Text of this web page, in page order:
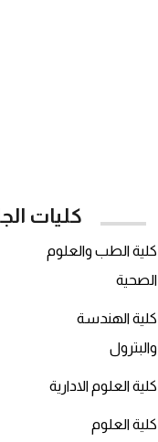
كليات
كلية الطب والعلوم
الصحية
كلية الهندسة
والبترول
كلية العلوم الادارية
كلية العلوم